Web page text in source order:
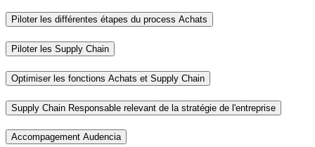
Piloter les différentes étapes du process Achats
Piloter les Supply Chain
Optimiser les fonctions Achats et Supply Chain
Supply Chain Responsable relevant de la stratégie de l'entreprise
Accompagement Audencia